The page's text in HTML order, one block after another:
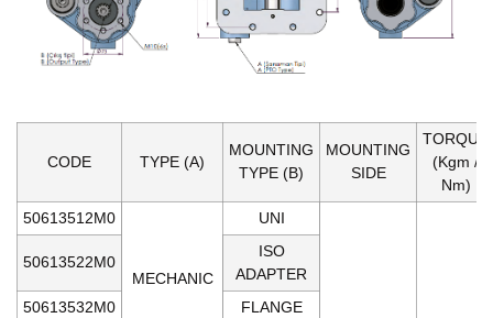
CODE TYPE (A)
MOUNTING
TYPE (B)
MOUNTING
SIDE
TORQUE
(Kgm /
Nm)
50613512M0
MECHANIC
UNI
50613522M0
ISO
ADAPTER
50613532M0
FLANGE